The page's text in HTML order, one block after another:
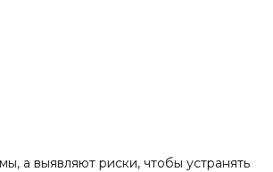
а выявляют риски, чтобы устранять